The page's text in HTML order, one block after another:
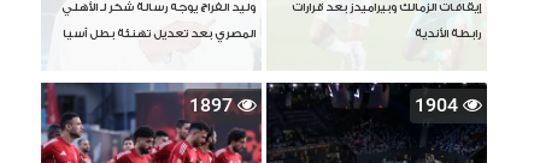
إيقافات الزمالك وبيراميدز بعد قرارات
رابطة الأندية
وليد الفراج يوجه رسالة شكر لـ الأهلي
المصري بعد تعديل تهنئة بطل آسيا
1904
1897